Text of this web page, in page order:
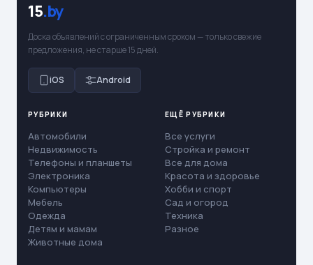
15.by
Доска объявлений с ограниченным сроком — только свежие
предложения, не старше 15 дней.
iOS Android
РУБРИКИ
Автомобили
Недвижимость
Телефоны и планшеты
Электроника
Компьютеры
Мебель
Одежда
Детям и мамам
Животные дома
ЕЩЁ РУБРИКИ
Все услуги
Стройка и ремонт
Все для дома
Красота и здоровье
Хобби и спорт
Сад и огород
Техника
Разное